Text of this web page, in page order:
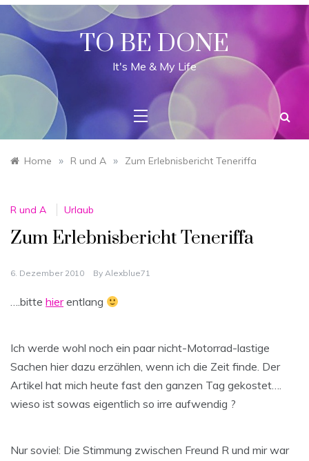
Skip
content
TO BE DONE
It's Me & My Life
Home » R und A » Zum Erlebnisbericht Teneriffa
R und A Urlaub
Zum Erlebnisbericht Teneriffa
6. Dezember 2010 By Alexblue71
….bitte hierentlang
Ich werde wohl noch ein paar nicht-Motorrad-lastige
Sachen hier dazu erzählen, wenn ich die Zeit finde. Der
Artikel hat mich heute fast den ganzen Tag gekostet….
wieso ist sowas eigentlich so irre aufwendig ?
Nur soviel: Die Stimmung zwischen Freund R und mir war